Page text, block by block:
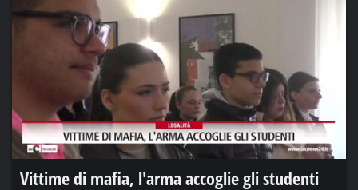
Vittime di mafia, l'arma accoglie gli studenti